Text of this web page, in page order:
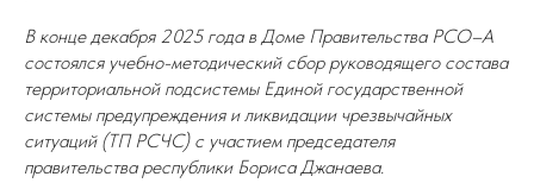
В конце декабря 2025 года в Доме Правительства РСО–А
состоялся учебно-методический сбор руководящего состава
территориальной подсистемы Единой государственной
системы предупреждения и ликвидации чрезвычайных
ситуаций (ТП РСЧС) с участием председателя
правительства республики Бориса Джанаева.